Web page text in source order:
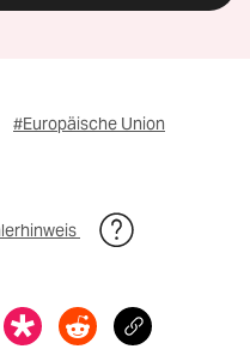
#Europäische Union